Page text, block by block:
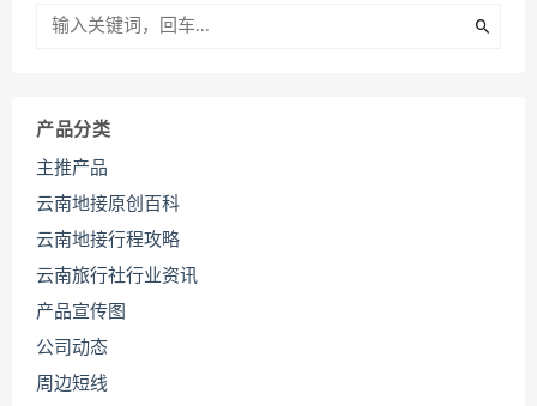
产品分类
主推产品
云南地接原创百科
云南地接行程攻略
云南旅行社行业资讯
产品宣传图
公司动态
周边短线